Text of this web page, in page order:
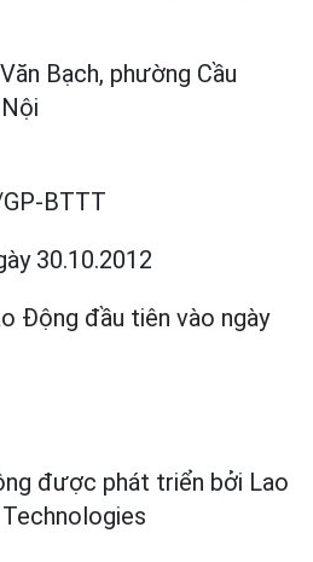
Bạch, phường Cầu
BTTT
30.10.2012
Động đầu tiên vào ngày
được phát triển bởi Lao